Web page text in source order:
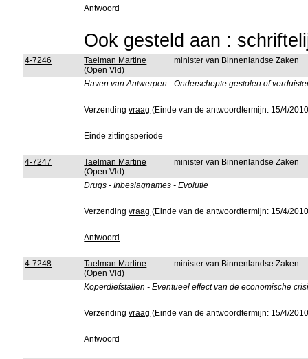
Antwoord
Ook gesteld aan :
4-7246
Taelman Martine
(Open Vld)
minister van Binnenlandse Zaken
Haven van Antwerpen - Onderschepte gestolen of
Verzendingvraag (Einde van de antwoordtermijn: 15/4/
Einde zittingsperiode
4-7247
Taelman Martine
(Open Vld)
minister van Binnenlandse Zaken
Drugs - Inbeslagnames - Evolutie
Verzendingvraag (Einde van de antwoordtermijn: 15/4/
Antwoord
4-7248
Taelman Martine
(Open Vld)
minister van Binnenlandse Zaken
Koperdiefstallen - Eventueel effect van de economische
Verzendingvraag (Einde van de antwoordtermijn: 15/4/
Antwoord